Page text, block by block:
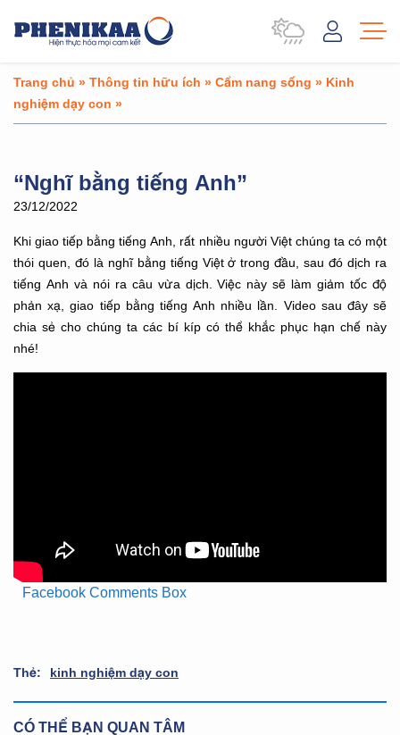
Trang chủ » Thông tin hữu ích » Cẩm nang sống » Kinh
nghiệm dạy con »
“Nghĩ bằng tiếng Anh”
23/12/2022
Khi giao tiếp bằng tiếng Anh, rất nhiều người Việt chúng ta có một
thói quen, đó là nghĩ bằng tiếng Việt ở trong đầu, sau đó dịch ra
tiếng Anh và nói ra câu vừa dịch. Việc này sẽ làm giảm tốc độ
phản xạ, giao tiếp bằng tiếng Anh nhiều lần. Video sau đây sẽ
chia sẻ cho chúng ta các bí kíp có thể khắc phục hạn chế này
nhé!
Facebook Comments Box
Thẻ: kinh nghiệm dạy con
CÓ THỂ BẠN QUAN TÂM